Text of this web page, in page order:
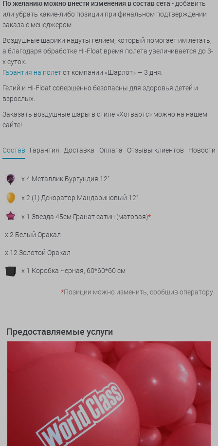
По желанию можно внести изменения в состав сета - добавить
или убрать какие-либо позиции при финальном подтверждении
заказа с менеджером.
Воздушные шарики надуты гелием, который помогает им летать,
а благодаря обработке Hi-Float время полета увеличивается до 3-
х суток.
Гарантия на полетот компании «Шарлот» — 3 дня.
Гелий и Hi-Float совершенно безопасны для здоровья детей и
взрослых.
Заказать воздушные шары в стиле «Хогвартс» можно на нашем
сайте!
Состав Гарантия Доставка Оплата Отзывы клиентов Новости
x 4 Металлик Бургундия 12"
x 2 (1) Декоратор Мандариновый 12"
x 1 Звезда 45см Гранат сатин (матовая)*
x 2 Белый Оракал
x 12 Золотой Оракал
x 1 Коробка Черная, 60*60*60 см
*Позиции можно изменить, сообщив оператору
Предоставляемые услуги